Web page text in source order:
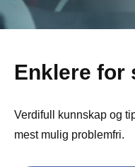
Enklere for
Verdifull kunnskap og
mest mulig problemfri.